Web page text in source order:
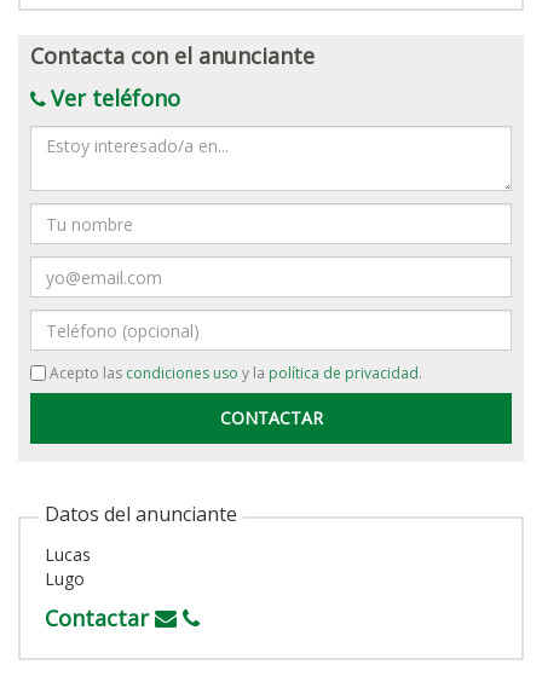
Contacta con el anunciante
Ver teléfono
Mensaje
Nombre
Email
Teléfono
Acepto las condiciones uso y la política de privacidad.
Datos del anunciante
Lucas
Lugo
Contactar